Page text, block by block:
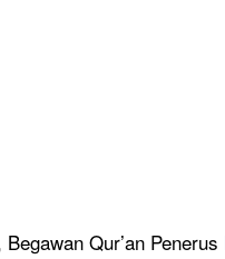
Qur’an Penerus